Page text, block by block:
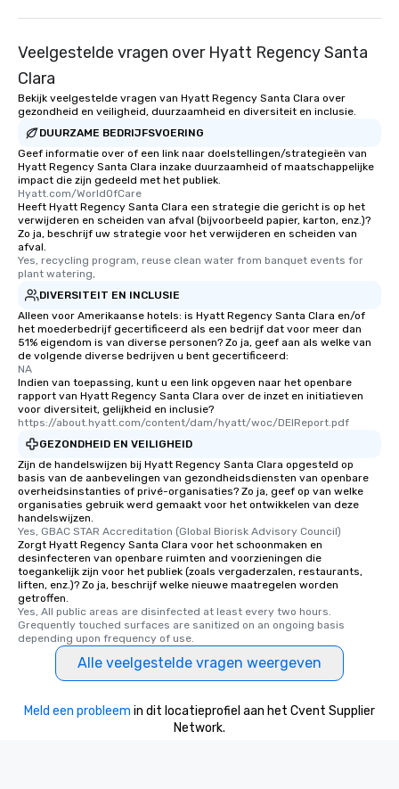
Veelgestelde vragen over Hyatt Regency Santa
Clara
Bekijk veelgestelde vragen van Hyatt Regency Santa Clara over
gezondheid en veiligheid, duurzaamheid en diversiteit en inclusie.
DUURZAME BEDRIJFSVOERING
Geef informatie over of een link naar doelstellingen/strategieën van
Hyatt Regency Santa Clara inzake duurzaamheid of maatschappelijke
impact die zijn gedeeld met het publiek.
Hyatt.com/WorldOfCare
Heeft Hyatt Regency Santa Clara een strategie die gericht is op het
verwijderen en scheiden van afval (bijvoorbeeld papier, karton, enz.)?
Zo ja, beschrijf uw strategie voor het verwijderen en scheiden van
afval.
Yes, recycling program, reuse clean water from banquet events for
plant watering,
DIVERSITEIT EN INCLUSIE
Alleen voor Amerikaanse hotels: is Hyatt Regency Santa Clara en/of
het moederbedrijf gecertificeerd als een bedrijf dat voor meer dan
51% eigendom is van diverse personen? Zo ja, geef aan als welke van
de volgende diverse bedrijven u bent gecertificeerd:
NA
Indien van toepassing, kunt u een link opgeven naar het openbare
rapport van Hyatt Regency Santa Clara over de inzet en initiatieven
voor diversiteit, gelijkheid en inclusie?
https://about.hyatt.com/content/dam/hyatt/woc/DEIReport.pdf
GEZONDHEID EN VEILIGHEID
Zijn de handelswijzen bij Hyatt Regency Santa Clara opgesteld op
basis van de aanbevelingen van gezondheidsdiensten van openbare
overheidsinstanties of privé-organisaties? Zo ja, geef op van welke
organisaties gebruik werd gemaakt voor het ontwikkelen van deze
handelswijzen.
Yes, GBAC STAR Accreditation (Global Biorisk Advisory Council)
Zorgt Hyatt Regency Santa Clara voor het schoonmaken en
desinfecteren van openbare ruimten and voorzieningen die
toegankelijk zijn voor het publiek (zoals vergaderzalen, restaurants,
liften, enz.)? Zo ja, beschrijf welke nieuwe maatregelen worden
getroffen.
Yes, All public areas are disinfected at least every two hours.
Grequently touched surfaces are sanitized on an ongoing basis
depending upon frequency of use.
Alle veelgestelde vragen weergeven
Meld een probleem in dit locatieprofiel aan het Cvent Supplier
Network.